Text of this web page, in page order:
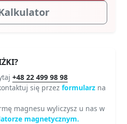
+48 22 499 98 98
się przez formularz na
magnesu wyliczysz u nas w
magnetycznym.